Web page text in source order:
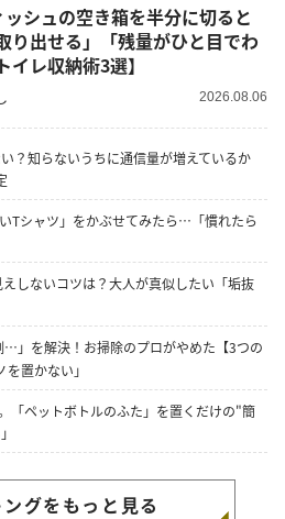
り出せる」「残量がひと目でわ
イレ収納術3選】
2026.08.06
？知らないうちに通信量が増えているか
Tシャツ」をかぶせてみたら…「慣れたら
しないコツは？大人が真似したい「垢抜
…」を解決！お掃除のプロがやめた【3つの
置かない」
「ペットボトルのふた」を置くだけの"簡
グをもっと見る